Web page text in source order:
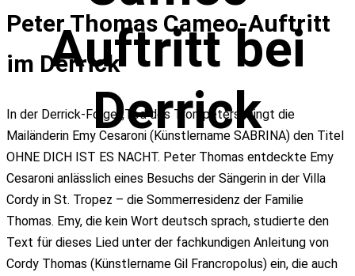
Auftritt bei
Derrick
Peter Thomas Cameo-Auftritt
im Derrick
In der Derrick-Folge „Tod des Trompeters“ singt die
Mailänderin Emy Cesaroni (Künstlername SABRINA) den Titel
OHNE DICH IST ES NACHT. Peter Thomas entdeckte Emy
Cesaroni anlässlich eines Besuchs der Sängerin in der Villa
Cordy in St. Tropez – die Sommerresidenz der Familie
Thomas. Emy, die kein Wort deutsch sprach, studierte den
Text für dieses Lied unter der fachkundigen Anleitung von
Cordy Thomas (Künstlername Gil Francropolus) ein, die auch